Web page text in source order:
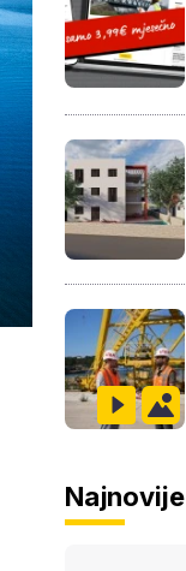
Najnovije